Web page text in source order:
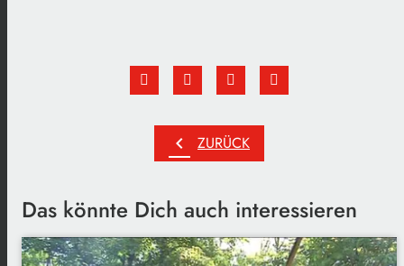
chevron_left ZURÜCK
Das könnte Dich auch interessieren